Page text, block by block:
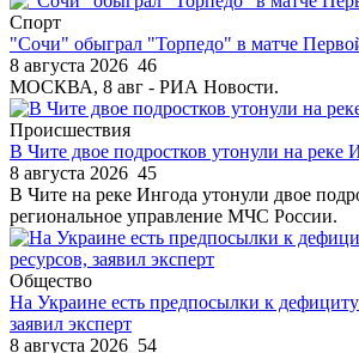
Спорт
"Сочи" обыграл "Торпедо" в матче
8 августа 2026 46
МОСКВА, 8 авг - РИА Новости.
Происшествия
В Чите двое подростков утонули на реке
8 августа 2026 45
В Чите на реке Ингода утонули двое
региональное управление МЧС России.
Общество
На Украине есть предпосылки к
заявил эксперт
8 августа 2026 54